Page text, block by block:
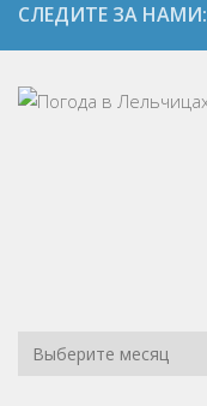
СЛЕДИТЕ ЗА НАМИ: